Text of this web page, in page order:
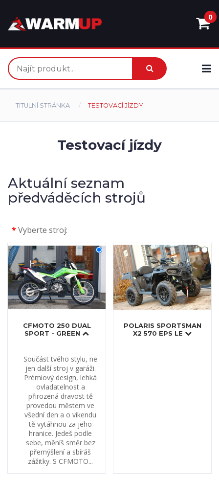
0
TITULNÍ STRÁNKA TESTOVACÍ JÍZDY
Testovací jízdy
Aktuální seznam
předváděcích strojů
*Vyberte stroj:
CFMOTO 250 DUAL
SPORT - GREEN
Součást tvého stylu, ne
jen další stroj v garáži.
Prémiový design, lehká
ovladatelnost a
přirozená dravost tě
provedou městem ve
všední den a o víkendu
tě vytáhnou za jeho
hranice. Jedeš podle
sebe, měníš směr bez
přemýšlení a sbíráš
zážitky. S CFMOTO...
POLARIS SPORTSMAN
X2 570 EPS LE